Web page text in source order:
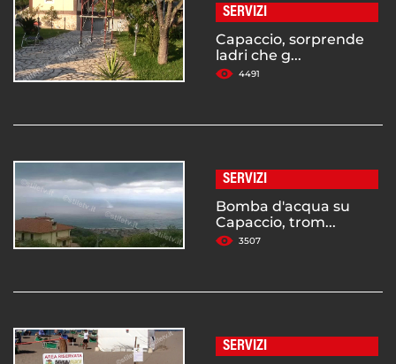
SERVIZI
Capaccio, sorprende
ladri che g...
4491
SERVIZI
Bomba d'acqua su
Capaccio, trom...
3507
SERVIZI